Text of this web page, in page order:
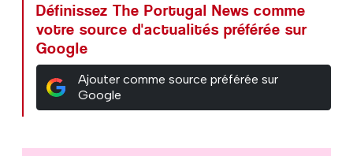
Définissez The Portugal News comme
votre source d'actualités préférée sur
Google
Ajouter comme source préférée sur
Google